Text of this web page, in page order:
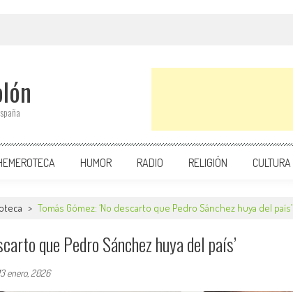
HUMOR RADIO RELIGIÓN CULTURA
> Tomás Gómez: ‘No descarto que Pedro Sánchez huya del país’
que Pedro Sánchez huya del país’
enero, 2026